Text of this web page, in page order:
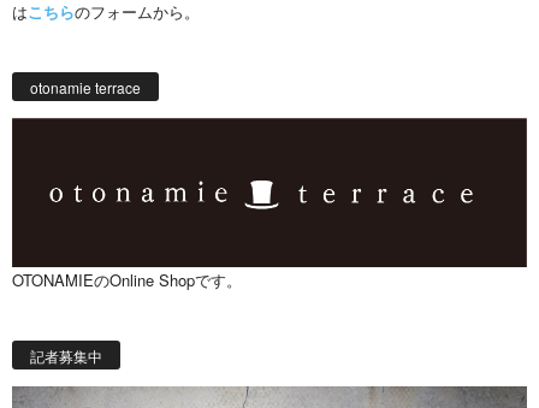
はこちらのフォームから。
otonamie terrace
OTONAMIEのOnline Shopです。
記者募集中